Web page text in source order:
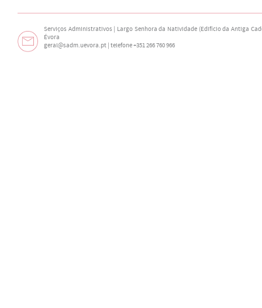
Serviços Administrativos | Largo Senhora da Natividade (Edifício da Antiga
Évora
geral@sadm.uevora.pt | telefone +351 266 760 966